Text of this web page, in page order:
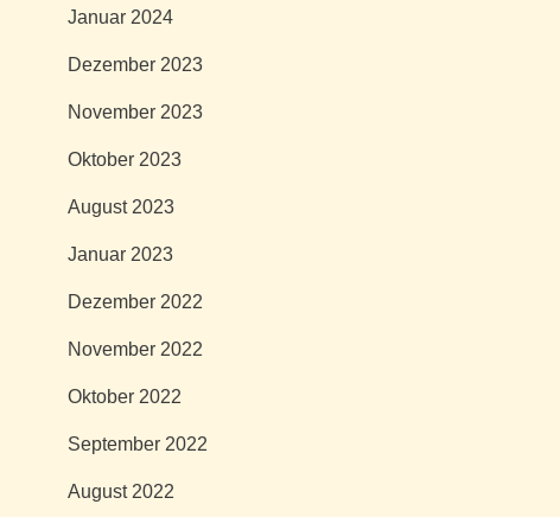
Januar 2024
Dezember 2023
November 2023
Oktober 2023
August 2023
Januar 2023
Dezember 2022
November 2022
Oktober 2022
September 2022
August 2022